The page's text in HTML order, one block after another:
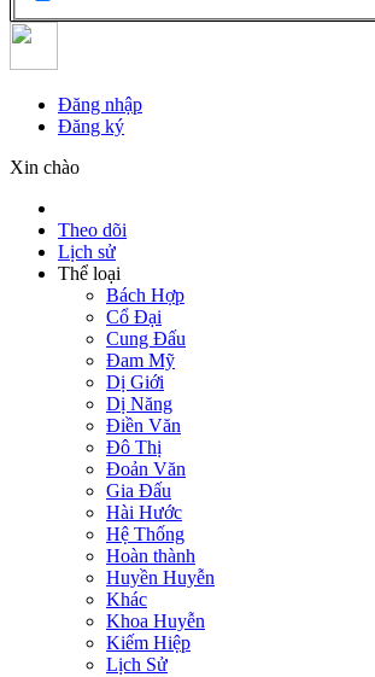
Đăng nhập
Đăng ký
Xin chào
Theo dõi
Lịch sử
Thể loại
Bách Hợp
Cổ Đại
Cung Đấu
Đam Mỹ
Dị Giới
Dị Năng
Điền Văn
Đô Thị
Đoản Văn
Gia Đấu
Hài Hước
Hệ Thống
Hoàn thành
Huyền Huyễn
Khác
Khoa Huyễn
Kiếm Hiệp
Lịch Sử